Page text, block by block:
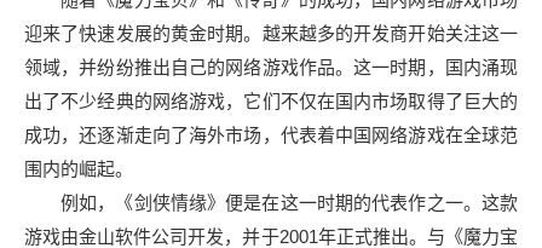
迎来了快速发展的黄金时期。越来越多的开发商开始关注这一
领域，并纷纷推出自己的网络游戏作品。这一时期，国内涌现
出了不少经典的网络游戏，它们不仅在国内市场取得了巨大的
成功，还逐渐走向了海外市场，代表着中国网络游戏在全球范
围内的崛起。
例如，《剑侠情缘》便是在这一时期的代表作之一。这款
游戏由金山软件公司开发，并于2001年正式推出。与《魔力宝